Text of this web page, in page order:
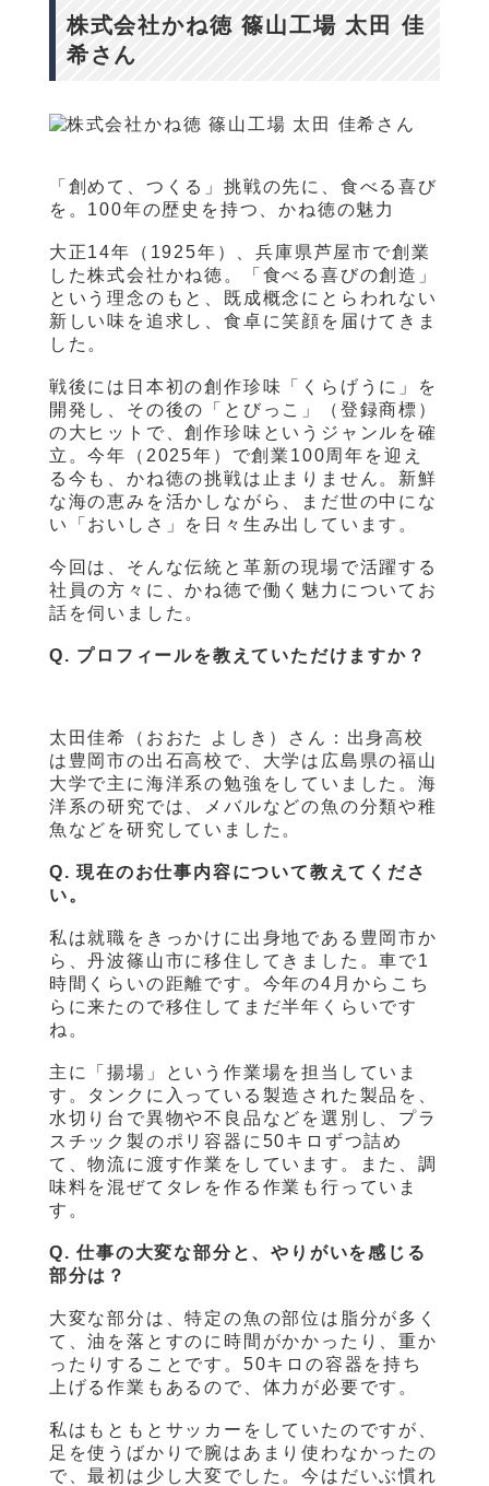
株式会社かね徳 篠山工場 太田 佳
希さん
「創めて、つくる」挑戦の先に、食べる喜び
を。100年の歴史を持つ、かね徳の魅力
大正14年（1925年）、兵庫県芦屋市で創業
した株式会社かね徳。「食べる喜びの創造」
という理念のもと、既成概念にとらわれない
新しい味を追求し、食卓に笑顔を届けてきま
した。
戦後には日本初の創作珍味「くらげうに」を
開発し、その後の「とびっこ」（登録商標）
の大ヒットで、創作珍味というジャンルを確
立。今年（2025年）で創業100周年を迎え
る今も、かね徳の挑戦は止まりません。新鮮
な海の恵みを活かしながら、まだ世の中にな
い「おいしさ」を日々生み出しています。
今回は、そんな伝統と革新の現場で活躍する
社員の方々に、かね徳で働く魅力についてお
話を伺いました。
Q. プロフィールを教えていただけますか？
太田佳希（おおた よしき）さん：出身高校
は豊岡市の出石高校で、大学は広島県の福山
大学で主に海洋系の勉強をしていました。海
洋系の研究では、メバルなどの魚の分類や稚
魚などを研究していました。
Q. 現在のお仕事内容について教えてくださ
い。
私は就職をきっかけに出身地である豊岡市か
ら、丹波篠山市に移住してきました。車で1
時間くらいの距離です。今年の4月からこち
らに来たので移住してまだ半年くらいです
ね。
主に「揚場」という作業場を担当していま
す。タンクに入っている製造された製品を、
水切り台で異物や不良品などを選別し、プラ
スチック製のポリ容器に50キロずつ詰め
て、物流に渡す作業をしています。また、調
味料を混ぜてタレを作る作業も行っていま
す。
Q. 仕事の大変な部分と、やりがいを感じる
部分は？
大変な部分は、特定の魚の部位は脂分が多く
て、油を落とすのに時間がかかったり、重か
ったりすることです。50キロの容器を持ち
上げる作業もあるので、体力が必要です。
私はもともとサッカーをしていたのですが、
足を使うばかりで腕はあまり使わなかったの
で、最初は少し大変でした。今はだいぶ慣れ